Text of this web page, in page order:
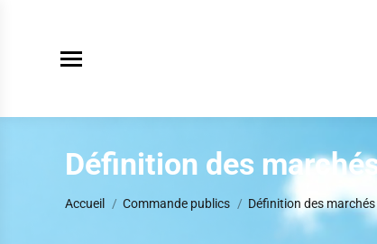
Définition des
Accueil Commande publics Définition des